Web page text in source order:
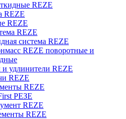
REZE
REZE
REZE
REZE
система REZE
REZE поворотные и
удлинители REZE
REZE
REZE
РЕЗЕ
REZE
REZE